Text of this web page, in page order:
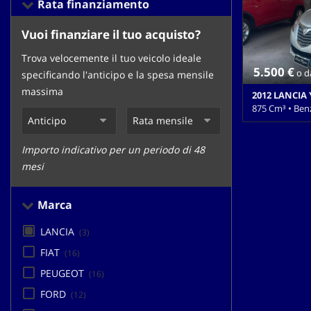
Rata finanziamento
Vuoi finanziare il tuo acquisto?
Trova velocemente il tuo veicolo ideale
specificando l'anticipo e la spesa mensile
massima
Importo indicativo per un periodo di 48
mesi
Marca
LANCIA (3)
FIAT (16)
PEUGEOT (16)
FORD (12)
5.500 €o
2012 LANCIA
875 Cm³ •
tracciamento
che
adottiamo
offrire
le
funzionalità
svolgere
attività
di
seguito
descritte.
ottenere
maggiori
informazioni
sull'utilità
sul
funzionamento